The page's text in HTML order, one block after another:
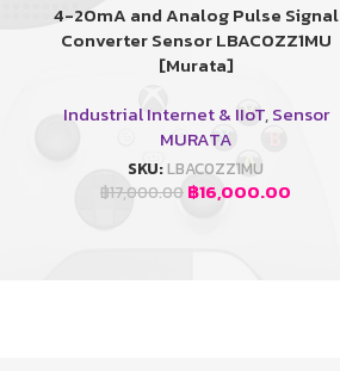
หยิบใส่ตะกร้า
4-20mA and Analog Pulse Signal
Converter Sensor LBAC0ZZ1MU
[Murata]
Industrial Internet & IIoT,Sensor
MURATA
SKU:LBAC0ZZ1MU
฿17,000.00 ฿16,000.00